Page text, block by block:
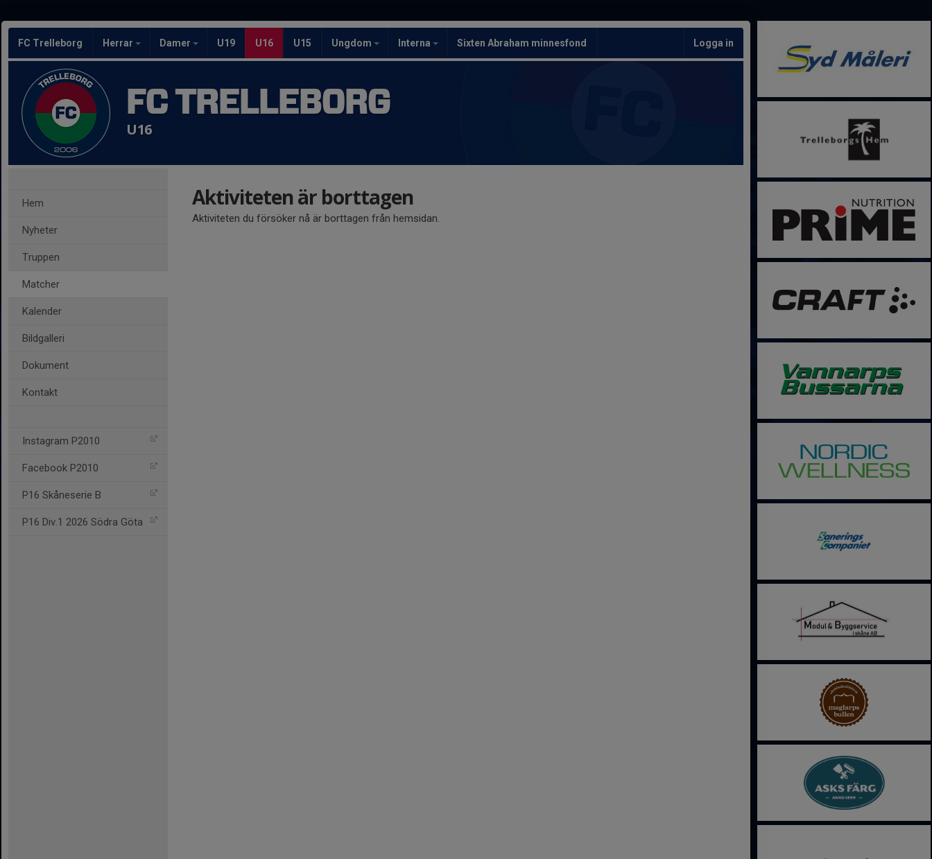
FC Trelleborg Herrar Damer U19 U16 U15 Ungdom Interna Sixten Abraham minnesfond Logga in
FC TRELLEBORG
U16
Hem
Nyheter
Truppen
Matcher
Kalender
Bildgalleri
Dokument
Kontakt
Instagram P2010
Facebook P2010
P16 Skåneserie B
P16 Div.1 2026 Södra Göta
Aktiviteten är borttagen
Aktiviteten du försöker nå är borttagen från hemsidan.